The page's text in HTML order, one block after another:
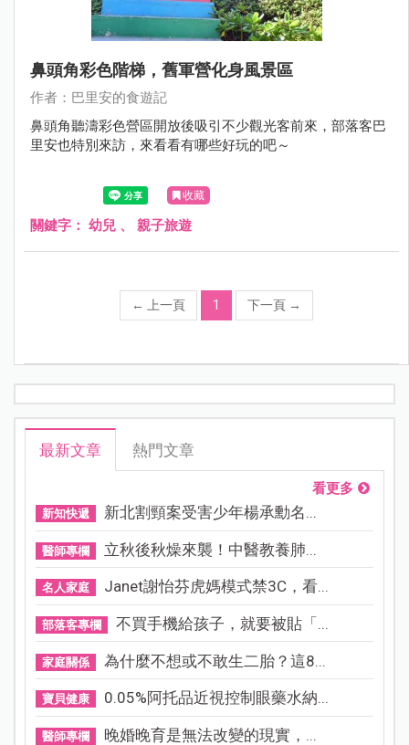
鼻頭角彩色階梯，舊軍營化身風景區
作者：巴里安的食遊記
鼻頭角聽濤彩色營區開放後吸引不少觀光客前來，部落客巴
里安也特別來訪，來看看有哪些好玩的吧～
收藏
關鍵字： 幼兒 、 親子旅遊
← 上一頁 1 下一頁 →
最新文章 熱門文章
看更多
新知快遞 新北割頸案受害少年楊承勳名...
醫師專欄 立秋後秋燥來襲！中醫教養肺...
名人家庭 Janet謝怡芬虎媽模式禁3C，看...
部落客專欄 不買手機給孩子，就要被貼「...
家庭關係 為什麼不想或不敢生二胎？這8...
寶貝健康 0.05%阿托品近視控制眼藥水納...
醫師專欄 晚婚晚育是無法改變的現實，...